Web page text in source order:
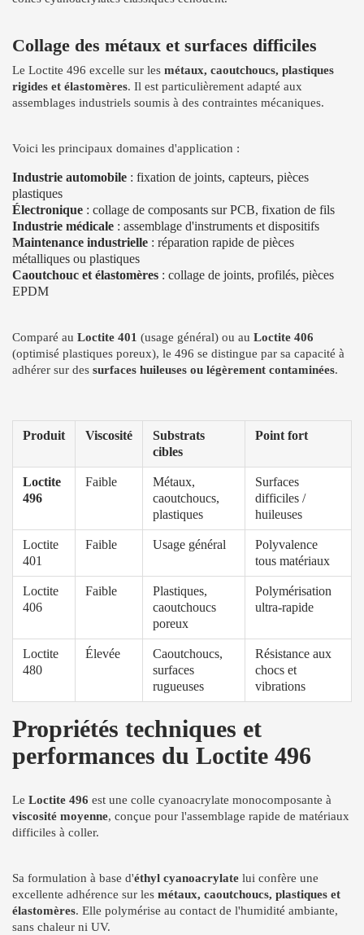
Collage des métaux et surfaces difficiles
Le Loctite 496 excelle sur les métaux, caoutchoucs, plastiques
rigides et élastomères. Il est particulièrement adapté aux
assemblages industriels soumis à des contraintes mécaniques.
Voici les principaux domaines d'application :
Industrie automobile : fixation de joints, capteurs, pièces
plastiques
Électronique : collage de composants sur PCB, fixation de fils
Industrie médicale : assemblage d'instruments et dispositifs
Maintenance industrielle : réparation rapide de pièces
métalliques ou plastiques
Caoutchouc et élastomères : collage de joints, profilés, pièces
EPDM
Comparé au Loctite 401 (usage général) ou au Loctite 406
(optimisé plastiques poreux), le 496 se distingue par sa capacité à
adhérer sur des surfaces huileuses ou légèrement contaminées.
Produit Viscosité
Substrats
cibles
Point fort
Loctite
496
Faible
Métaux,
caoutchoucs,
plastiques
Surfaces
difficiles /
huileuses
Loctite
401
Faible Usage général
Polyvalence
tous matériaux
Loctite
406
Faible
Plastiques,
caoutchoucs
poreux
Polymérisation
ultra-rapide
Loctite
480
Élevée
Caoutchoucs,
surfaces
rugueuses
Résistance aux
chocs et
vibrations
Propriétés techniques et
performances du Loctite 496
Le Loctite 496 est une colle cyanoacrylate monocomposante à
viscosité moyenne, conçue pour l'assemblage rapide de matériaux
difficiles à coller.
Sa formulation à base d'éthyl cyanoacrylate lui confère une
excellente adhérence sur les métaux, caoutchoucs, plastiques et
élastomères. Elle polymérise au contact de l'humidité ambiante,
sans chaleur ni UV.